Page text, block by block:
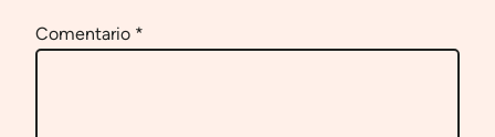
Comentario *